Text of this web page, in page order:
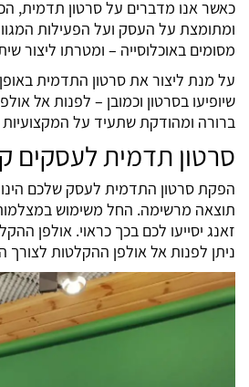
כאשר אנו מדברים על סרטון תדמית,
ומתומצת על העסק ועל הפעילות
מסומים באוכלוסייה – ומטרתו ליצור
על מנת ליצור את סרטון התדמית
שיופיעו בסרטון וכמובן – לפנות אל
ברורה ומהודקת שתעיד על המקצועיות
סרטון תדמית לעסקים
הפקת סרטון התדמית לעסק שלכם
תוצאה מרשימה. החל משימוש
זאנג יסייעו לכם בכך כראוי. אולפן
ניתן לפנות אל אולפן ההקלטות לצורך